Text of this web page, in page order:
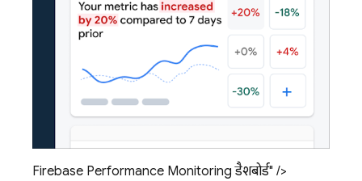
Firebase Performance Monitoring डैशबोर्ड" />